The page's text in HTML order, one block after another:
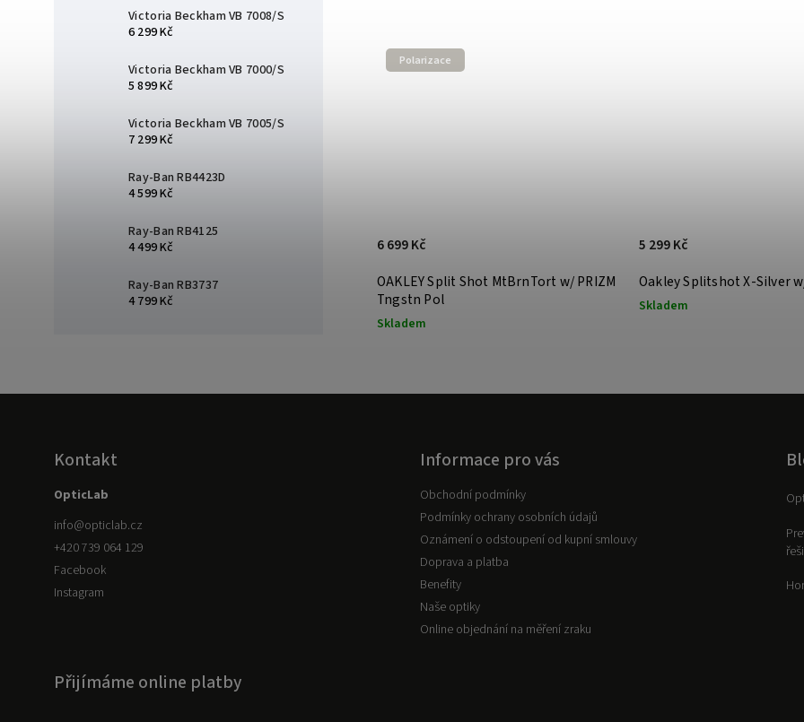
Victoria Beckham VB 7008/S
6 299 Kč
Victoria Beckham VB 7000/S
5 899 Kč
Victoria Beckham VB 7005/S
7 299 Kč
Ray-Ban RB4423D
4 599 Kč
Ray-Ban RB4125
4 499 Kč
Ray-Ban RB3737
4 799 Kč
Polarizace
OAKLEY Split Shot MtBrnTort w/ PRIZM
Tngstn Pol
Skladem
6 699 Kč
Oakley Splitshot X-Silver
Skladem
5 299 Kč
Kontakt
OpticLab
info@opticlab.cz
+420 739 064 129
Facebook
Instagram
Informace pro vás
Obchodní podmínky
Podmínky ochrany osobních údajů
Oznámení o odstoupení od kupní smlouvy
Doprava a platba
Benefity
Naše optiky
Online objednání na měření zraku
Přijímáme online platby